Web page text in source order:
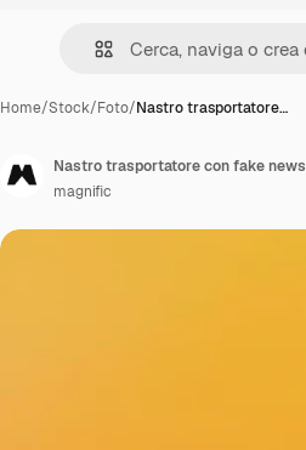
Home/Stock/Foto/Nastro trasportatore…
Nastro trasportatore con fake news
magnific